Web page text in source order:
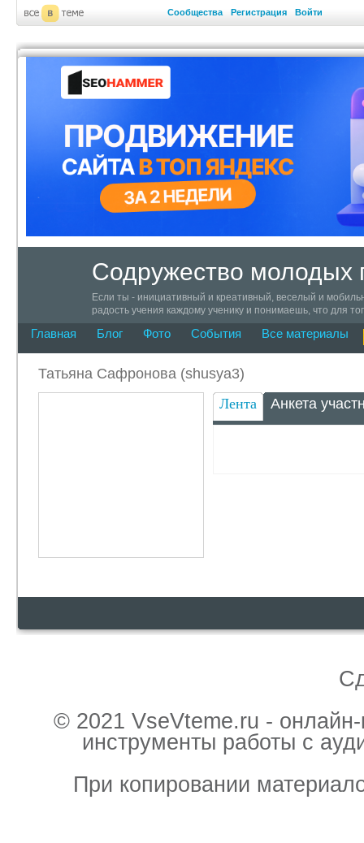
Сообщества Регистрация Войти
Содружество молодых
Если ты - инициативный и креативный, веселый и
радость учения каждому ученику и понимаешь, что для
педагогические идеи в жизнь и просто живи полной
Главная Блог Фото События Все материалы
Татьяна Сафронова (shusya3)
Лента
Анкета
© 2021 VseVteme.ru -
инструменты работы с
При копировании